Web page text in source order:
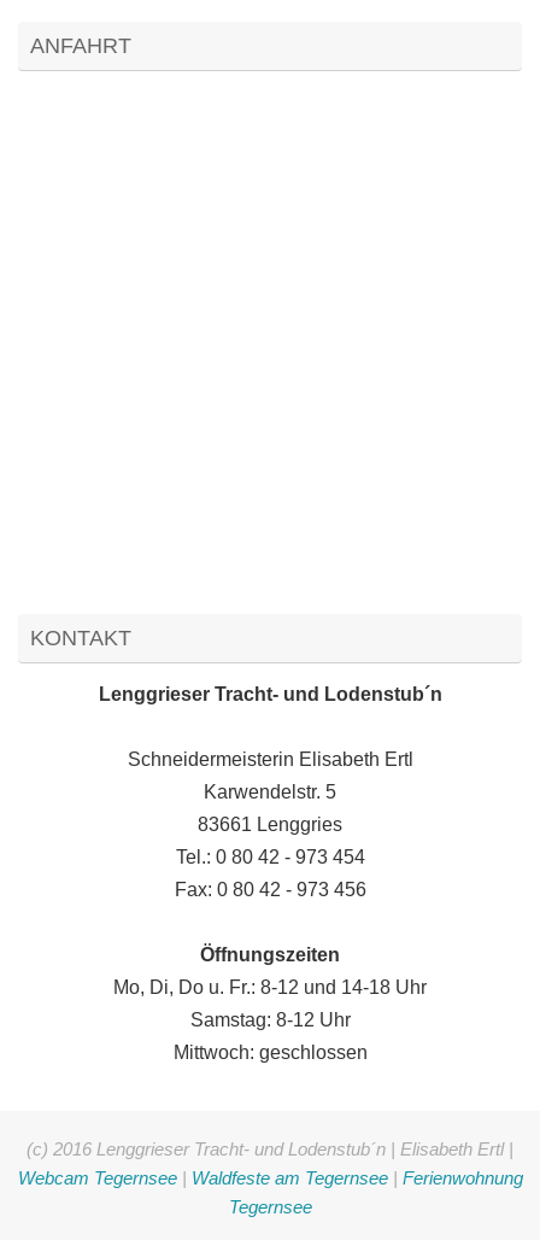
ANFAHRT
KONTAKT
Lenggrieser Tracht- und Lodenstub´n
Schneidermeisterin Elisabeth Ertl
Karwendelstr. 5
83661 Lenggries
Tel.: 0 80 42 - 973 454
Fax: 0 80 42 - 973 456
Öffnungszeiten
Mo, Di, Do u. Fr.: 8-12 und 14-18 Uhr
Samstag: 8-12 Uhr
Mittwoch: geschlossen
(c) 2016 Lenggrieser Tracht- und Lodenstub´n | Elisabeth Ertl |
Webcam Tegernsee| Waldfeste am Tegernsee| Ferienwohnung
Tegernsee